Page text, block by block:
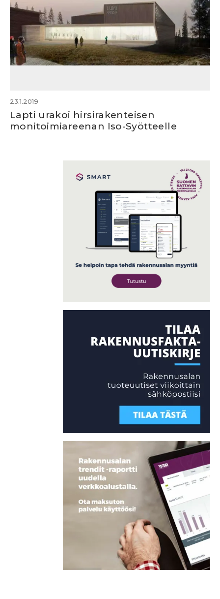
23.1.2019
Lapti urakoi hirsirakenteisen
monitoimiareenan Iso-Syötteelle